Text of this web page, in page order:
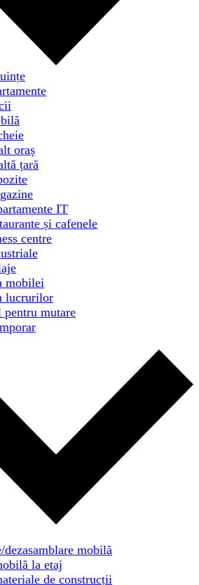
oraș
țară
IT
și cafenele
centre
mobilei
lucrurilor
mutare
dezasamblare mobilă
la etaj
de construcții